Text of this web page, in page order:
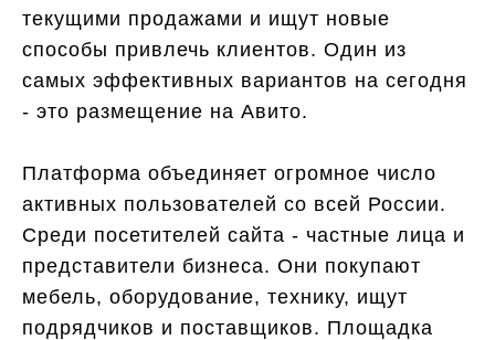
текущими продажами и ищут новые
способы привлечь клиентов. Один из
самых эффективных вариантов на сегодня
- это размещение на Авито.
Платформа объединяет огромное число
активных пользователей со всей России.
Среди посетителей сайта - частные лица и
представители бизнеса. Они покупают
мебель, оборудование, технику, ищут
подрядчиков и поставщиков. Площадка